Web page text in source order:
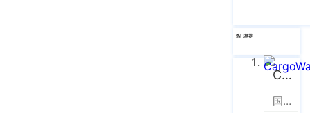
热门推荐
CargoWare
国际货运代理软件云服务平台